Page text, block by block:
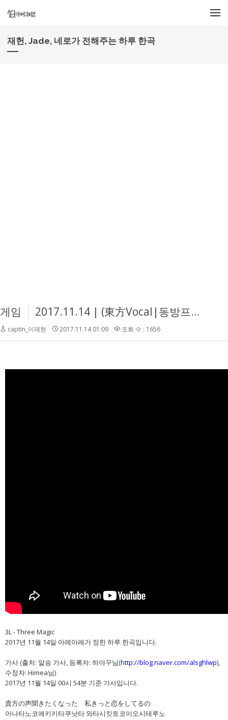
재헌, Jade, 네로가 전해주는 하루 한곡
게임 2017.11.14 | (東方Vocal|동방프로젝트 보컬) 3L - Three Magic
captin_이재헌 2017.11.14 01:09 조회 수 : 1656
3L - Three Magic
2017년 11월 14일 아레아레가 정한 하루 한곡입니다.
가사 (출처: 알송 가사, 등록자: 하야꾸님(http://blog.naver.com/alsghlwp),
수정자: Himea님)
2017년 11월 14일 00시 54분 기준 가사입니다.
貴方の声聞きたくなった 私きっと恋をしてるの
아나타노코에키키타쿠낫타 와타시킷토코이오시테루노